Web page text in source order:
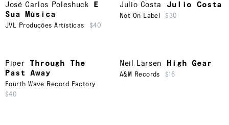
José Carlos Poleshuck
E
Sua Música
JVL Produções Artísticas $40
Julio Costa Julio Costa
Not On Label $30
Piper
Through The
Past Away
Fourth Wave Record Factory
$40
Neil Larsen High Gear
A&M Records $16